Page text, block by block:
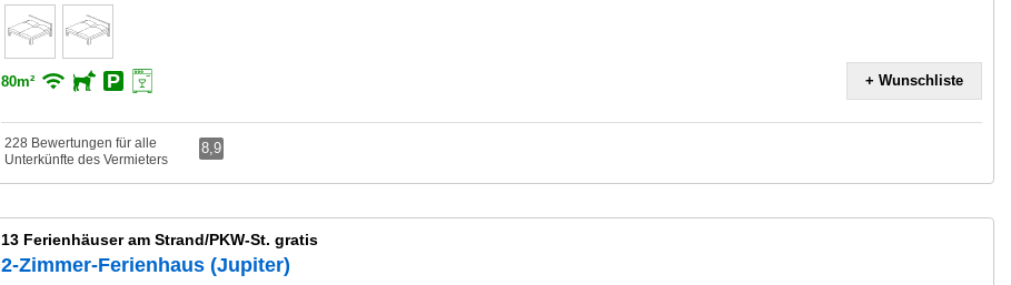
80m² + Wunschliste
228 Bewertungen für alle
Unterkünfte des Vermieters
8,9
13 Ferienhäuser am Strand/PKW-St. gratis
2-Zimmer-Ferienhaus (Jupiter)